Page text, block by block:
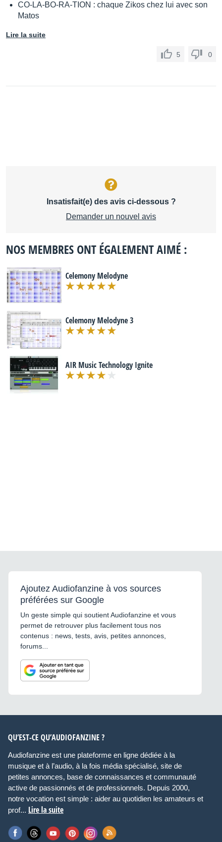
CO-LA-BO-RA-TION : chaque Zikos chez lui avec son
Matos
Lire la suite
5 0
Insatisfait(e) des avis ci-dessous ?
Demander un nouvel avis
NOS MEMBRES ONT ÉGALEMENT AIMÉ :
Celemony Melodyne
Celemony Melodyne 3
AIR Music Technology Ignite
Ajoutez Audiofanzine à vos sources
préférées sur Google
Un geste simple qui soutient Audiofanzine et vous
permet de retrouver plus facilement tous nos
contenus : news, tests, avis, petites annonces,
forums...
QU’EST-CE QU’AUDIOFANZINE ?
Audiofanzine est une plateforme en ligne dédiée à la
musique et à l’audio, à la fois média spécialisé, site de
petites annonces, base de connaissances et communauté
active de passionnés et de professionnels. Depuis 2000,
notre vocation est simple : aider au quotidien les amateurs et
prof... Lire la suite